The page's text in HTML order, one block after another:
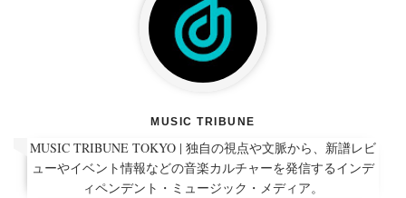
MUSIC TRIBUNE
MUSIC TRIBUNE TOKYO | 独自の視点や文脈から、新譜レビ
ューやイベント情報などの音楽カルチャーを発信するインデ
ィペンデント・ミュージック・メディア。